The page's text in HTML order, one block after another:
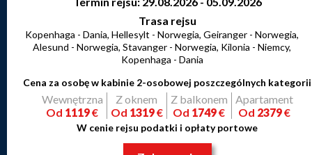
Trasa rejsu
Kopenhaga - Dania, Hellesylt - Norwegia, Geiranger - Norwegia,
Alesund - Norwegia, Stavanger - Norwegia, Kilonia - Niemcy,
Kopenhaga - Dania
Cena za osobę w kabinie 2-osobowej poszczególnych kategorii
Wewnętrzna
Od 1119€
Z oknem
Od 1319€
Z balkonem
Od 1749€
Apartament
Od 2379€
W cenie rejsu podatki i opłaty portowe